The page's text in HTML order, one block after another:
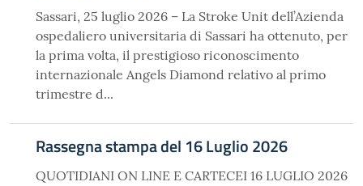
Sassari, 25 luglio 2026 – La Stroke Unit dell’Azienda
ospedaliero universitaria di Sassari ha ottenuto, per
la prima volta, il prestigioso riconoscimento
internazionale Angels Diamond relativo al primo
trimestre d...
Rassegna stampa del 16 Luglio 2026
QUOTIDIANI ON LINE E CARTECEI 16 LUGLIO 2026